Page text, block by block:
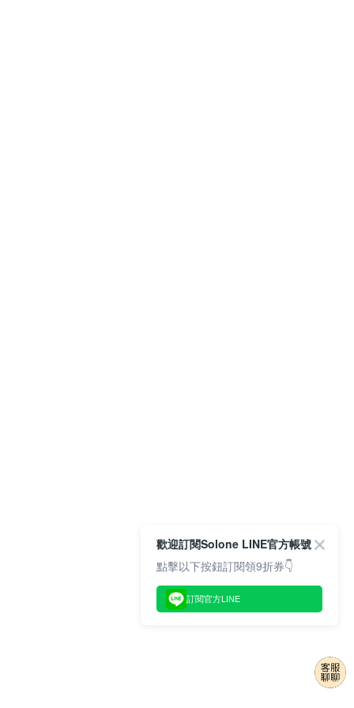
歡迎訂閱Solone LINE官方帳號
點擊以下按鈕訂閱領9折券👇
訂閱官方LINE